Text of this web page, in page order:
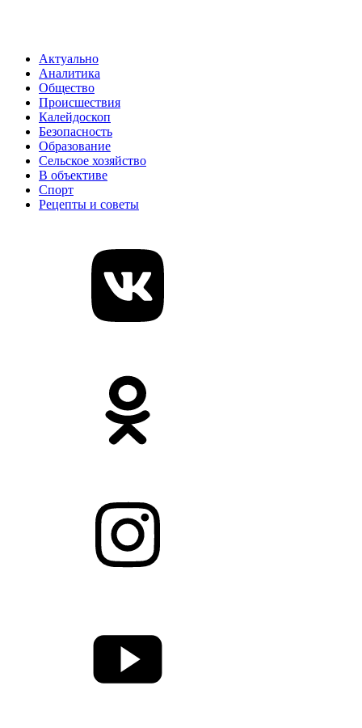
Актуально
Аналитика
Общество
Происшествия
Калейдоскоп
Безопасность
Образование
Сельское хозяйство
В объективе
Спорт
Рецепты и советы